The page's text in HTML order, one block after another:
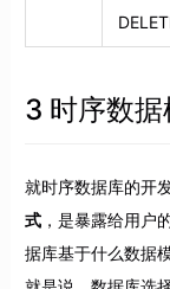
3 时序数据
就时序数据库的开
式，是暴露给用户
据库基于什么数据